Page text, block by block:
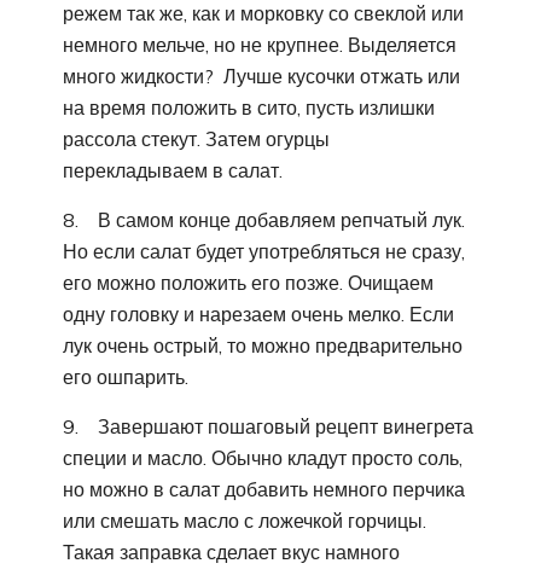
режем так же, как и морковку со свеклой или
немного мельче, но не крупнее. Выделяется
много жидкости? Лучше кусочки отжать или
на время положить в сито, пусть излишки
рассола стекут. Затем огурцы
перекладываем в салат.
8. В самом конце добавляем репчатый лук.
Но если салат будет употребляться не сразу,
его можно положить его позже. Очищаем
одну головку и нарезаем очень мелко. Если
лук очень острый, то можно предварительно
его ошпарить.
9. Завершают пошаговый рецепт винегрета
специи и масло. Обычно кладут просто соль,
но можно в салат добавить немного перчика
или смешать масло с ложечкой горчицы.
Такая заправка сделает вкус намного